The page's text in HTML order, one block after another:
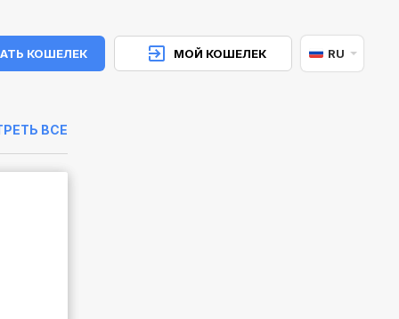
КОШЕЛЕК МОЙ КОШЕЛЕК RU
ВСЕ